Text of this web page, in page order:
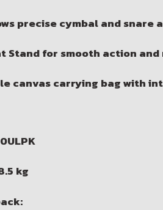
precise cymbal and snare
Stand for smooth action
canvas carrying bag with
kg